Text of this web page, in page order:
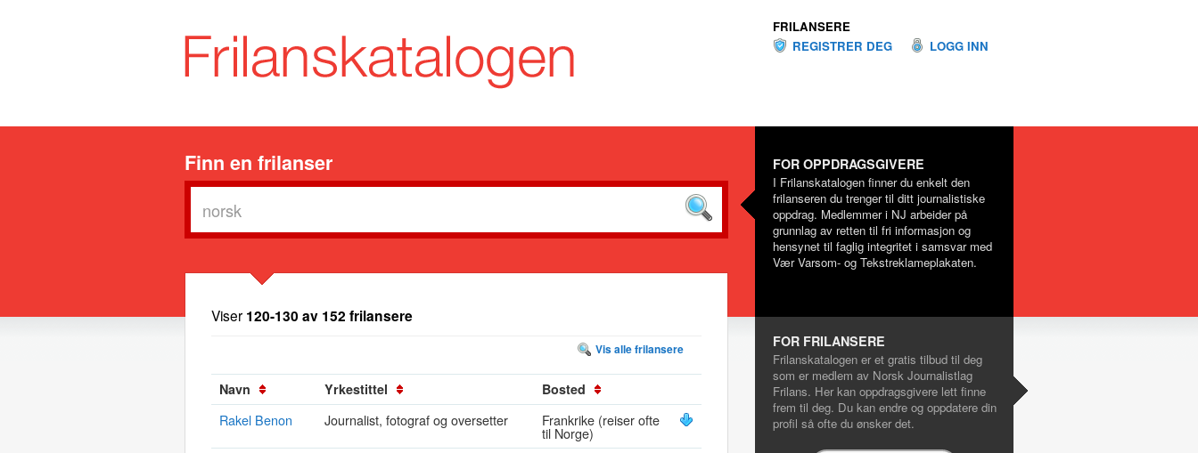
FRILANSERE
REGISTRER DEG
LOGG INN
Finn en frilanser FOR OPPDRAGSGIVERE
I Frilanskatalogen finner du enkelt den
frilanseren du trenger til ditt journalistiske
oppdrag. Medlemmer i NJ arbeider på
grunnlag av retten til fri informasjon og
hensynet til faglig integritet i samsvar med
Vær Varsom- og Tekstreklameplakaten.
Viser 120-130 av 152 frilansere
Vis alle frilansere
Navn Yrkestittel Bosted
Rakel Benon Journalist, fotograf og oversetter Frankrike (reiser ofte
til Norge)
FOR FRILANSERE
Frilanskatalogen er et gratis tilbud til deg
som er medlem av Norsk Journalistlag
Frilans. Her kan oppdragsgivere lett finne
frem til deg. Du kan endre og oppdatere din
profil så ofte du ønsker det.